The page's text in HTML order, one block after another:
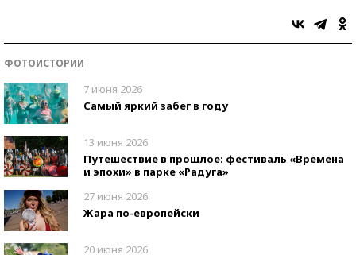
ФОТОИСТОРИИ
7 июня 2026
Самый яркий забег в году
13 июня 2026
Путешествие в прошлое: фестиваль «Времена
и эпохи» в парке «Радуга»
27 июня 2026
Жара по-европейски
20 июня 2026